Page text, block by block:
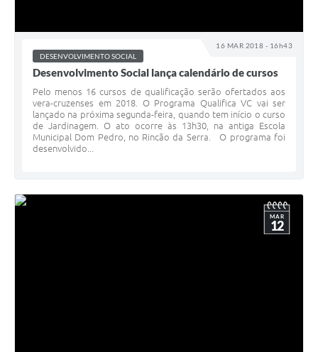
16 MAR 2018 - 16h43
DESENVOLVIMENTO SOCIAL
Desenvolvimento Social lança calendário de cursos
Pelo menos 16 cursos de qualificação serão ofertados aos
vera-cruzenses em 2018. O Programa Qualifica VC vai ser
lançado na próxima segunda-feira, quando tem início o curso
de Jardinagem. O ato ocorre às 13h30, na antiga Escola
Municipal Dom Pedro, no Rincão da Serra. O programa foi
desenvolvido...
MAR
12